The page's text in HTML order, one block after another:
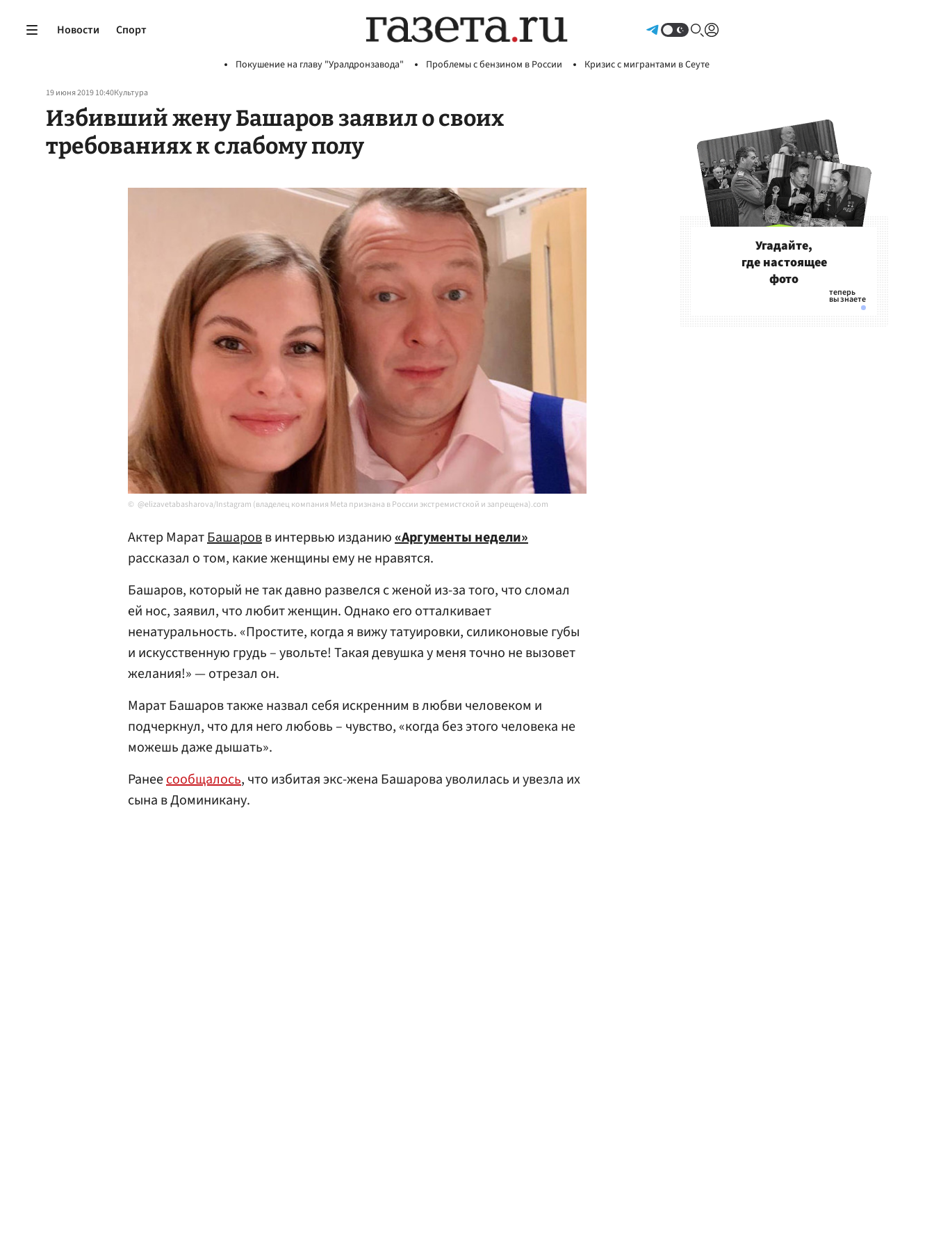
Новости Спорт
Покушение на главу "Уралдронзавода" Проблемы с бензином в России Кризис с мигрантами в Сеуте
19 июня 2019 10:40Культура
Избивший жену Башаров заявил о своих
требованиях к слабому полу
@elizavetabasharova/Instagram (владелец компания Meta признана в России экстремистской и запрещена).com
Актер МаратБашаровв интервью изданию«Аргументы недели»
рассказал о том, какие женщины ему не нравятся.
Башаров, который не так давно развелся с женой из-за того, что сломал
ей нос, заявил, что любит женщин. Однако его отталкивает
ненатуральность. «Простите, когда я вижу татуировки, силиконовые губы
и искусственную грудь – увольте! Такая девушка у меня точно не вызовет
желания!» — отрезал он.
Марат Башаров также назвал себя искренним в любви человеком и
подчеркнул, что для него любовь – чувство, «когда без этого человека не
можешь даже дышать».
Ранеесообщалось, что избитая экс-жена Башарова уволилась и увезла их
сына в Доминикану.
Угадайте,
где настоящее
фото